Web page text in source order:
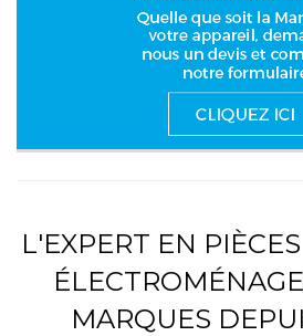
L'EXPERT EN
MARQUES